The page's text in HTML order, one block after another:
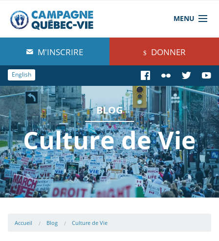
MENU
À propos de nous
Blog
Comprendre
Agir
Boutique
M'INSCRIRE DONNER
English
BLOG
Culture de Vie
Accueil Blog Culture de Vie